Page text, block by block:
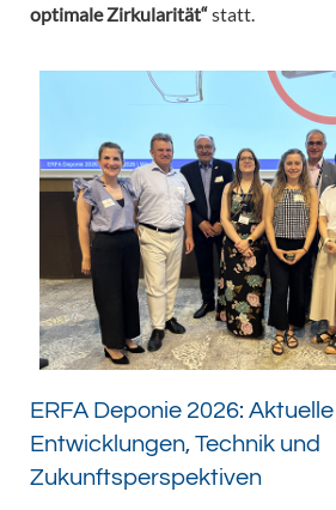
optimale Zirkularität“statt.
ERFA Deponie 2026: Aktuelle
Entwicklungen, Technik und
Zukunftsperspektiven